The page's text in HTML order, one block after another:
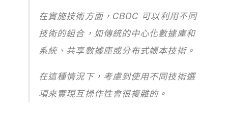
在實施技術方面，CBDC 可以利用不同
技術的組合，如傳統的中心化數據庫和
系統、共享數據庫或分布式帳本技術。
在這種情況下，考慮到使用不同技術選
項來實現互操作性會很複雜的。